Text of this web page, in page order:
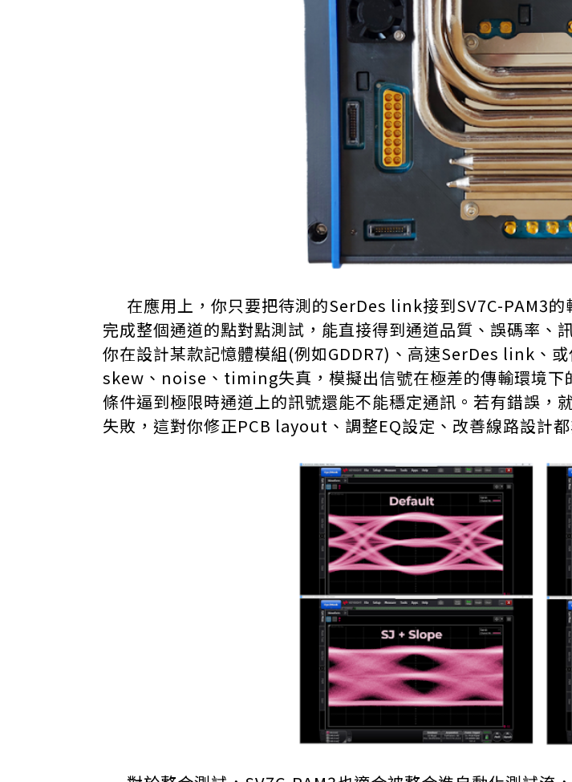
在應用上，你只要把待測的SerDes link接到SV7C-PAM3的
完成整個通道的點對點測試，能直接得到通道品質、誤碼率
你在設計某款記憶體模組(例如GDDR7)、高速SerDes link、
skew、noise、timing失真，模擬出信號在極差的傳輸環境下
條件逼到極限時通道上的訊號還能不能穩定通訊。若有錯誤，
失敗，這對你修正PCB layout、調整EQ設定、改善線路設計都